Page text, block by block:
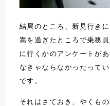
結局のところ、新見行き
嵩を過ぎたところで乗務
に行くかのアンケートが
なきゃならなかったって
です。
それはさておき、やくも